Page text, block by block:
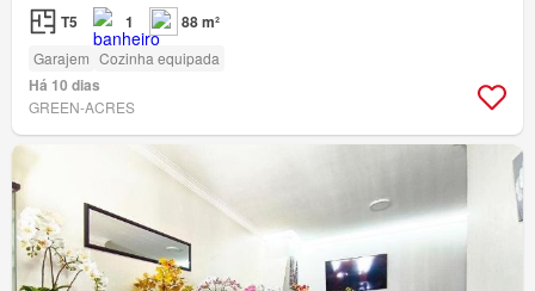
T5 1 88 m²
Garajem Cozinha equipada
Há 10 dias
GREEN-ACRES